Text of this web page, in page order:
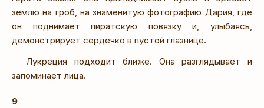
землю на гроб, на знаменитую фотографию Дария, где
он поднимает пиратскую повязку и, улыбаясь,
демонстрирует сердечко в пустой глазнице.
Лукреция подходит ближе. Она разглядывает и
запоминает лица.
9